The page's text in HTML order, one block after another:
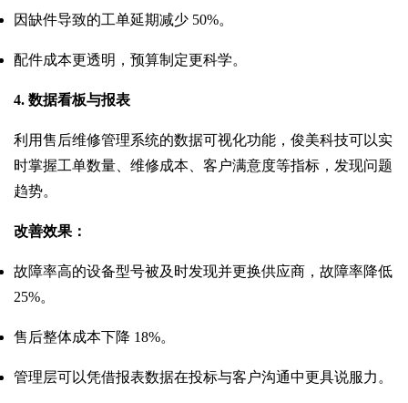
因缺件导致的工单延期减少 50%。
配件成本更透明，预算制定更科学。
4. 数据看板与报表
利用售后维修管理系统的数据可视化功能，俊美科技可以实
时掌握工单数量、维修成本、客户满意度等指标，发现问题
趋势。
改善效果：
故障率高的设备型号被及时发现并更换供应商，故障率降低
25%。
售后整体成本下降 18%。
管理层可以凭借报表数据在投标与客户沟通中更具说服力。